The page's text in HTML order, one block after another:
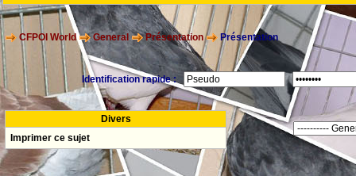
CFPOI World General Présentation Présentation
Identification rapide :
Divers
Imprimer ce sujet